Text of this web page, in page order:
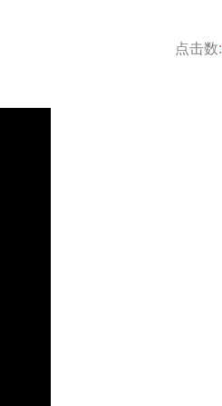
点击数: